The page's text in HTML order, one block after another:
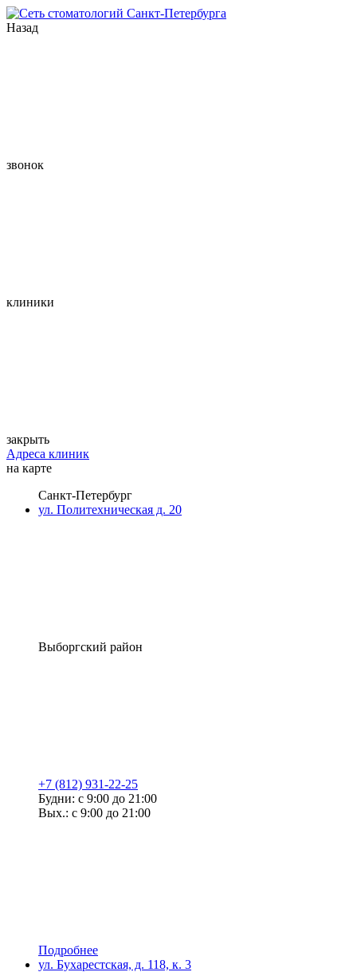
Назад
звонок
клиники
закрыть
Адреса клиник
на карте
Санкт-Петербург
ул. Политехническая д. 20
Выборгский район
+7 (812) 931-22-25
Будни: с 9:00 до 21:00
Вых.: с 9:00 до 21:00
Подробнее
ул. Бухарестская, д. 118, к. 3